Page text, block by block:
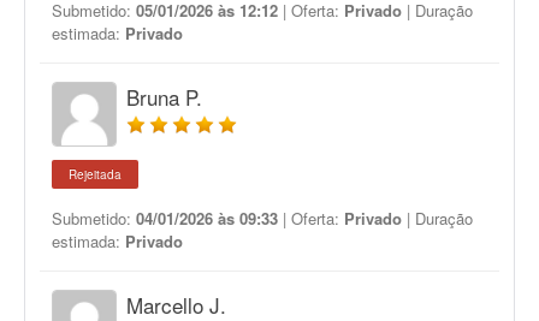
Submetido: 05/01/2026 às 12:12 | Oferta: Privado | Duração
estimada: Privado
Bruna P.
Rejeitada
Submetido: 04/01/2026 às 09:33 | Oferta: Privado | Duração
estimada: Privado
Marcello J.